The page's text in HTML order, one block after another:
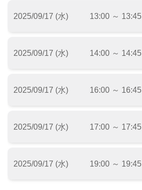
2025/09/17 (水) 13:00 ～ 13:45
2025/09/17 (水) 14:00 ～ 14:45
2025/09/17 (水) 16:00 ～ 16:45
2025/09/17 (水) 17:00 ～ 17:45
2025/09/17 (水) 19:00 ～ 19:45